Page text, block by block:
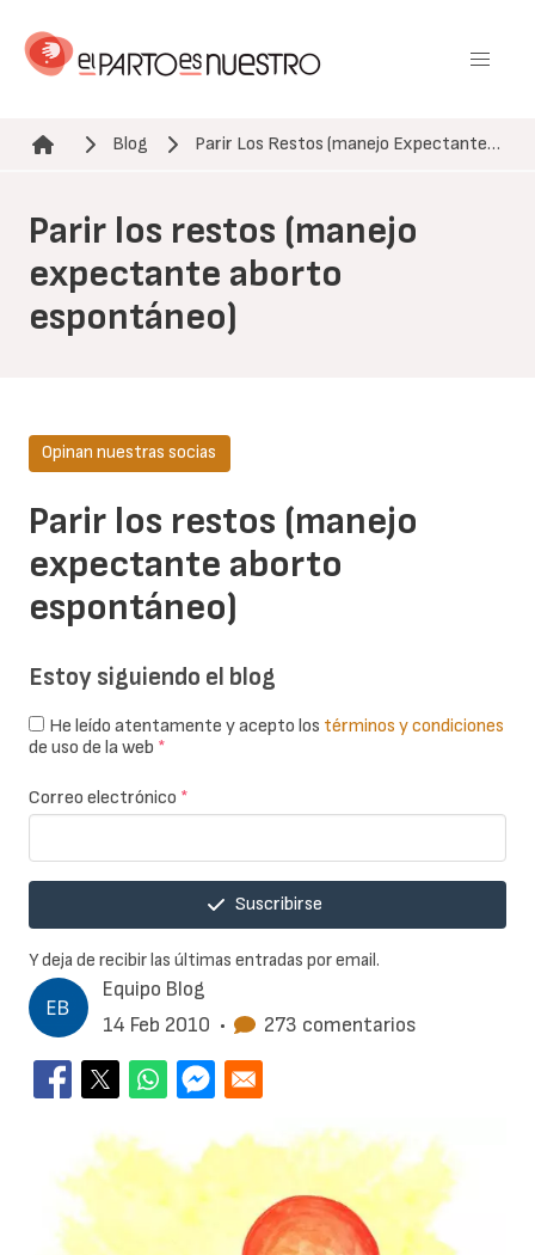
contenido
Ruta de navegación
Blog Parir Los Restos (manejo Expectante…
Parir los restos (manejo
expectante aborto
espontáneo)
Equipo Blog
14 Feb 2010 • 273 comentarios
Parir los restos (manejo
expectante aborto
espontáneo)
Opinan nuestras socias
Estoy siguiendo el blog
He leído atentamente y acepto los términos y condiciones
de uso de la web *
Correo electrónico *
Suscribirse
Y deja de recibir las últimas entradas por email.